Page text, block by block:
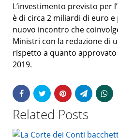
L’investimento previsto per
è di circa 2 miliardi di euro
nuovo incontro che
Ministri con la redazione di
rispetto a quanto
2019.
Related Posts